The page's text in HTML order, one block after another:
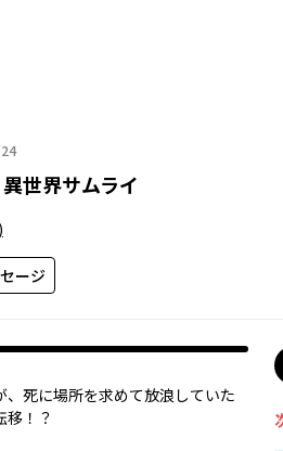
異世界サムライ
ージ
死に場所を求めて放浪――していた
移！？